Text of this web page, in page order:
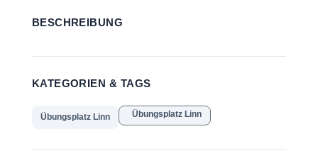
BESCHREIBUNG
KATEGORIEN & TAGS
Übungsplatz Linn Übungsplatz Linn